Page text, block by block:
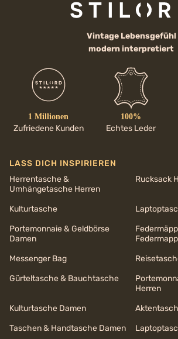
Vintage Lebensgefühl
modern interpretiert
1 Millionen
Zufriedene Kunden
100%
Echtes Leder
LASS DICH INSPIRIEREN
Herrentasche &
Umhängetasche Herren
Rucksack
Kulturtasche
Portemonnaie & Geldbörse
Damen
Messenger Bag
Gürteltasche & Bauchtasche
Herren
Kulturtasche Damen
Taschen & Handtasche Damen